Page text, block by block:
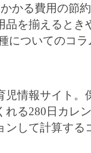
かる費用の節
品を揃えるとき
についてのコ
児情報サイト。
れる280日カレ
ンして計算す